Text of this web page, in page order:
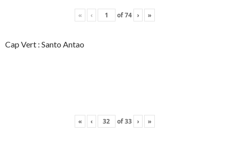
« ‹ of74 › »
Cap Vert : Santo Antao
« ‹ of33 › »